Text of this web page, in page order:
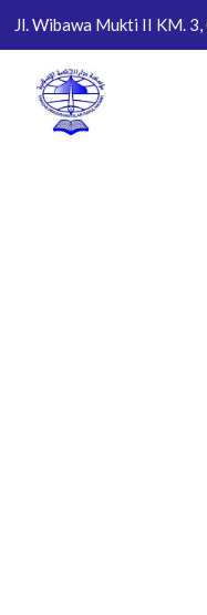
Jl. Wibawa Mukti II KM.